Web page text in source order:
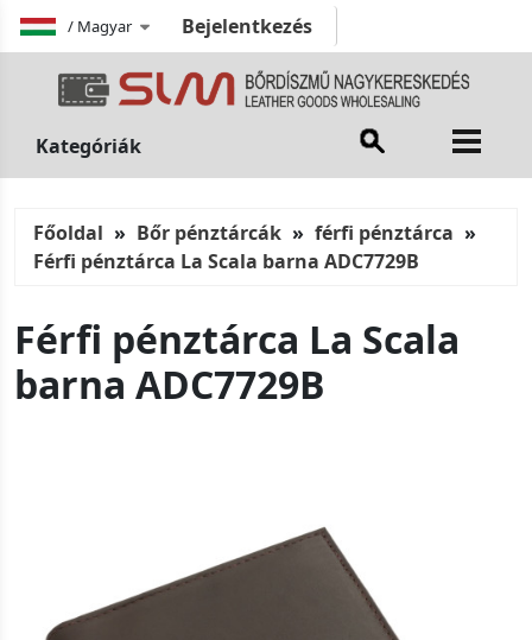
/ Magyar Bejelentkezés
Kategóriák
Főoldal Bőr pénztárcák
férfi pénztárca
Férfi pénztárca La Scala barna ADC7729B
Férfi pénztárca La Scala
barna ADC7729B